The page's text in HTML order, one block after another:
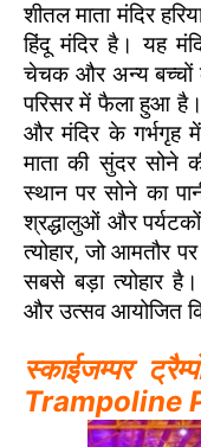
शीतल माता मंदिर
हिंदू मंदिर है। यह
चेचक और अन्य बच्चों
परिसर में फैला हुआ है।
और मंदिर के गर्भगृह
माता की सुंदर सोने
स्थान पर सोने का
श्रद्धालुओं और
त्योहार, जो आमतौर
सबसे बड़ा त्योहार
और उत्सव आयोजित
स्काईजम्पर
Trampoline